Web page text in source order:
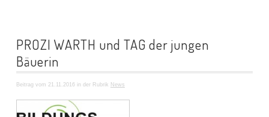
PROZI WARTH und TAG der jungen
Bäuerin
Beitrag vom 21.11.2016 in der Rubrik News